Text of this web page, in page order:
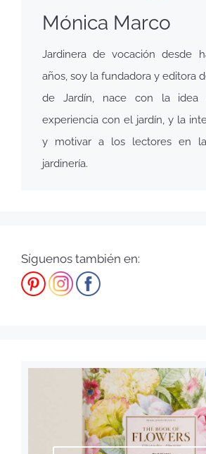
Mónica Marco
Jardinera de vocación desde
años, soy la fundadora y editora
de Jardín, nace con la idea
experiencia con el jardín, y la
y motivar a los lectores en
jardinería.
Síguenos también en: